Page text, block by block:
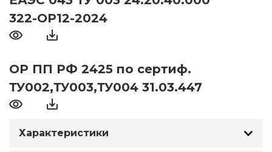
322-ОР12-2024
ОР ПП РФ 2425 по сертиф.
ТУ002,ТУ003,ТУ004 31.03.447
Характеристики